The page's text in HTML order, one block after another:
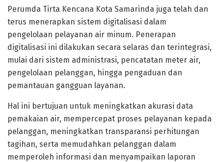
Perumda Tirta Kencana Kota Samarinda juga telah dan
terus menerapkan sistem digitalisasi dalam
pengelolaan pelayanan air minum. Penerapan
digitalisasi ini dilakukan secara selaras dan terintegrasi,
mulai dari sistem administrasi, pencatatan meter air,
pengelolaan pelanggan, hingga pengaduan dan
pemantauan gangguan layanan.
Hal ini bertujuan untuk meningkatkan akurasi data
pemakaian air, mempercepat proses pelayanan kepada
pelanggan, meningkatkan transparansi perhitungan
tagihan, serta memudahkan pelanggan dalam
memperoleh informasi dan menyampaikan laporan